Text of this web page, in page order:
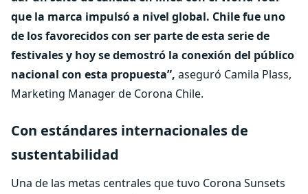
que la marca impulsó a nivel global. Chile fue uno
de los favorecidos con ser parte de esta serie de
festivales y hoy se demostró la conexión del público
nacional con esta propuesta”, aseguró Camila Plass,
Marketing Manager de Corona Chile.
Con estándares internacionales de
sustentabilidad
Una de las metas centrales que tuvo Corona Sunsets